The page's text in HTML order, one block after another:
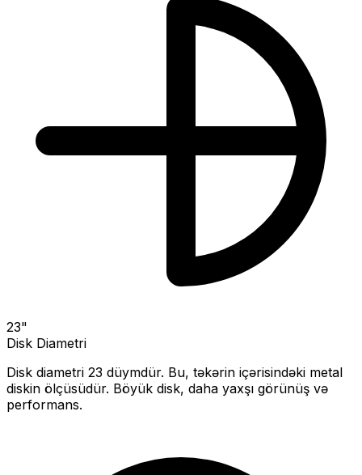
23"
Disk Diametri
Disk diametri 23 düymdür. Bu, təkərin içərisindəki metal
diskin ölçüsüdür. Böyük disk, daha yaxşı görünüş və
performans.